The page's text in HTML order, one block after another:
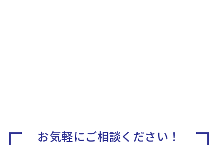
お気軽にご相談ください！